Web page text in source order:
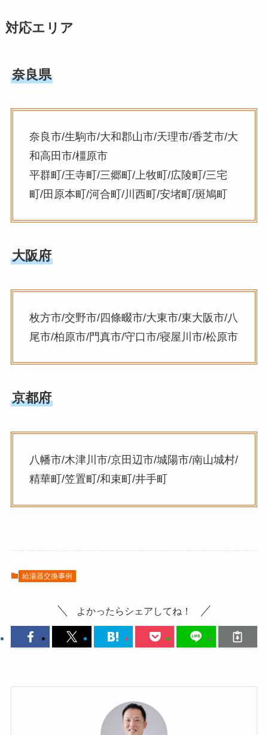
対応エリア
奈良県
奈良市/生駒市/大和郡山市/天理市/香芝市/大
和高田市/橿原市
平群町/王寺町/三郷町/上牧町/広陵町/三宅
町/田原本町/河合町/川西町/安堵町/斑鳩町
大阪府
枚方市/交野市/四條畷市/大東市/東大阪市/八
尾市/柏原市/門真市/守口市/寝屋川市/松原市
京都府
八幡市/木津川市/京田辺市/城陽市/南山城村/
精華町/笠置町/和束町/井手町
給湯器交換事例
よかったらシェアしてね！